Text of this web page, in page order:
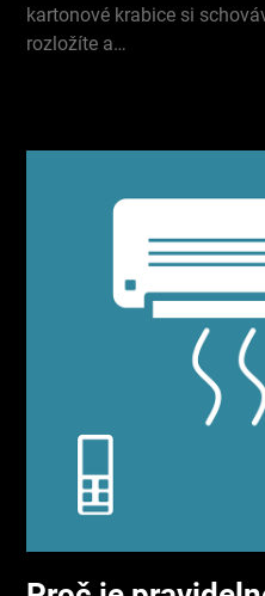
kartonové krabice si
rozložíte a…